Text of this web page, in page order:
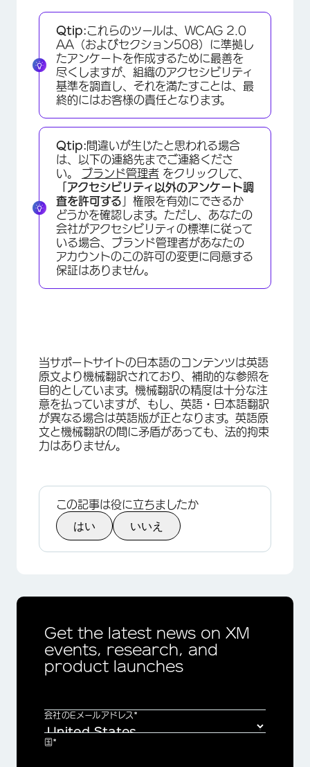
×
Qtip:これらのツールは、WCAG 2.0
AA（およびセクション508）に準拠し
たアンケートを作成するために最善を
尽くしますが、組織のアクセシビリティ
基準を調査し、それを満たすことは、最
終的にはお客様の責任となります。
Qtip:間違いが生じたと思われる場合
は、以下の連絡先までご連絡くださ
い。 ブランド管理者 をクリックして、
「アクセシビリティ以外のアンケート調
査を許可する 」権限を有効にできるか
どうかを確認します。ただし、あなたの
会社がアクセシビリティの標準に従って
いる場合、ブランド管理者があなたの
アカウントのこの許可の変更に同意する
保証はありません。
当サポートサイトの日本語のコンテンツは英語
原文より機械翻訳されており、補助的な参照を
目的としています。機械翻訳の精度は十分な注
意を払っていますが、もし、英語・日本語翻訳
が異なる場合は英語版が正となります。英語原
文と機械翻訳の間に矛盾があっても、法的拘束
力はありません。
この記事は役に立ちましたか
はい いいえ
Get the latest news on XM
events, research, and
product launches
会社のEメールアドレス*
国*